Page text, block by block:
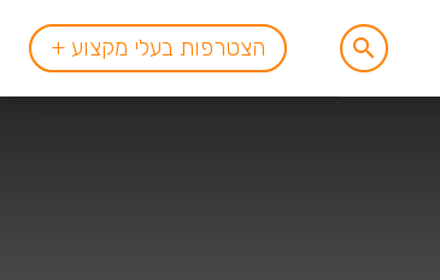
הצטרפות בעלי מקצוע +